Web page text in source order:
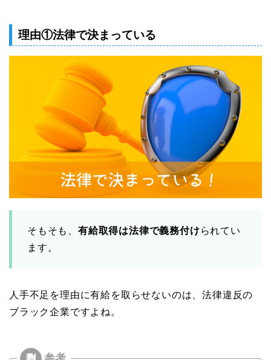
理由①法律で決まっている
そもそも、 有給取得は法律で義務付けられてい
ます。
人手不足を理由に有給を取らせないのは、法律違反の
ブラック企業ですよね。